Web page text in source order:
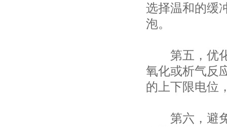
选择温和的缓
泡。
第五，优化
氧化或析气反
的上下限电位
第六，避免